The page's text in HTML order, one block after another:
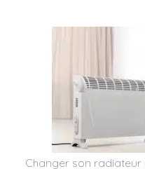
Changer son radiateur